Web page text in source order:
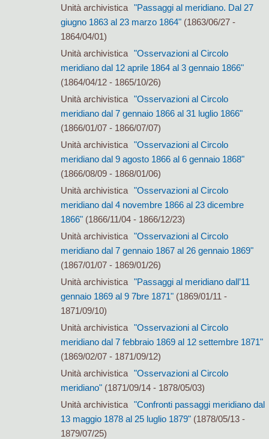
Unità archivistica "Passaggi al meridiano. Dal 27
giugno 1863 al 23 marzo 1864"(1863/06/27 -
1864/04/01)
Unità archivistica "Osservazioni al Circolo
meridiano dal 12 aprile 1864 al 3 gennaio 1866"
(1864/04/12 - 1865/10/26)
Unità archivistica "Osservazioni al Circolo
meridiano dal 7 gennaio 1866 al 31 luglio 1866"
(1866/01/07 - 1866/07/07)
Unità archivistica "Osservazioni al Circolo
meridiano dal 9 agosto 1866 al 6 gennaio 1868"
(1866/08/09 - 1868/01/06)
Unità archivistica "Osservazioni al Circolo
meridiano dal 4 novembre 1866 al 23 dicembre
1866"(1866/11/04 - 1866/12/23)
Unità archivistica "Osservazioni al Circolo
meridiano dal 7 gennaio 1867 al 26 gennaio 1869"
(1867/01/07 - 1869/01/26)
Unità archivistica "Passaggi al meridiano dall’11
gennaio 1869 al 9 7bre 1871"(1869/01/11 -
1871/09/10)
Unità archivistica "Osservazioni al Circolo
meridiano dal 7 febbraio 1869 al 12 settembre 1871"
(1869/02/07 - 1871/09/12)
Unità archivistica "Osservazioni al Circolo
meridiano"(1871/09/14 - 1878/05/03)
Unità archivistica "Confronti passaggi meridiano dal
13 maggio 1878 al 25 luglio 1879"(1878/05/13 -
1879/07/25)